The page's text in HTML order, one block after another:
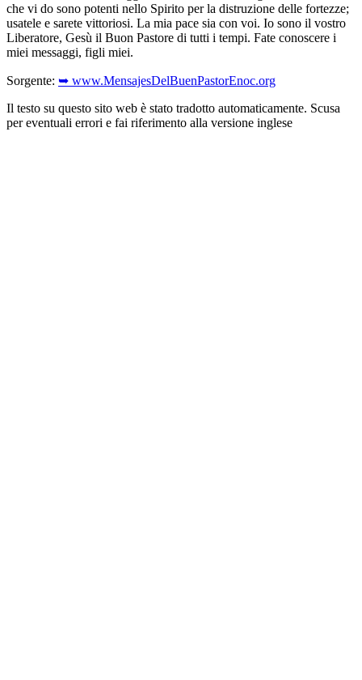
che vi do sono potenti nello Spirito per la distruzione delle fortezze;
usatele e sarete vittoriosi. La mia pace sia con voi. Io sono il vostro
Liberatore, Gesù il Buon Pastore di tutti i tempi. Fate conoscere i
miei messaggi, figli miei.
Sorgente: ➥ www.MensajesDelBuenPastorEnoc.org
Il testo su questo sito web è stato tradotto automaticamente. Scusa
per eventuali errori e fai riferimento alla versione inglese